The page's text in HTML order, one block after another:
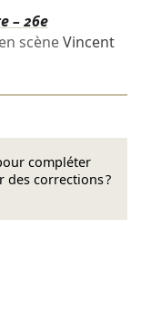
– 26e
scèneVincent
compléter
des corrections ?
Mastodon
sur Bluesky
sur Facebook